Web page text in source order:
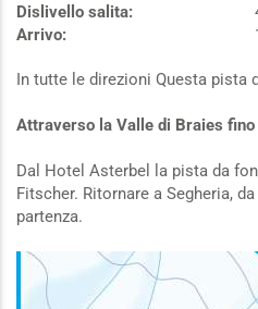
Dislivello salita:
Arrivo:
In tutte le direzioni Questa pista
Attraverso la Valle di Braies
Dal Hotel Asterbel la pista da
Fitscher. Ritornare a Segheria,
partenza.